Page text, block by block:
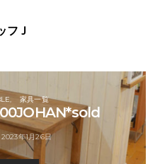
フＪ
家具一覧
2023年1月26日